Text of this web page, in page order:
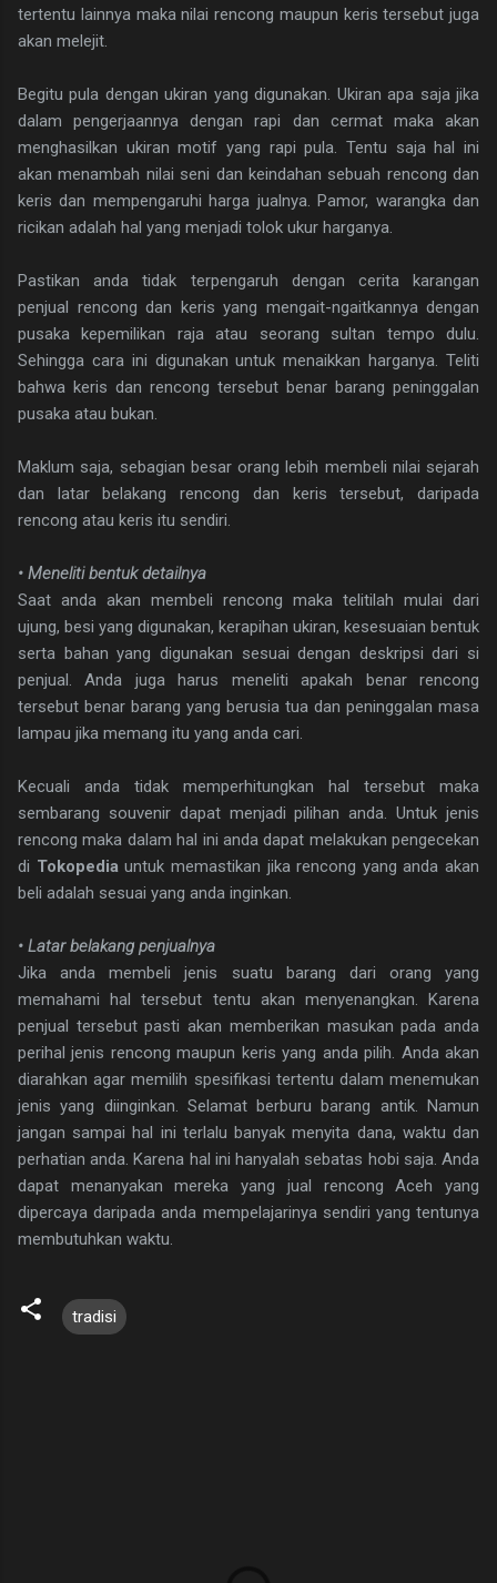
tertentu lainnya maka nilai rencong maupun keris tersebut juga
akan melejit.
Begitu pula dengan ukiran yang digunakan. Ukiran apa saja jika
dalam pengerjaannya dengan rapi dan cermat maka akan
menghasilkan ukiran motif yang rapi pula. Tentu saja hal ini
akan menambah nilai seni dan keindahan sebuah rencong dan
keris dan mempengaruhi harga jualnya. Pamor, warangka dan
ricikan adalah hal yang menjadi tolok ukur harganya.
Pastikan anda tidak terpengaruh dengan cerita karangan
penjual rencong dan keris yang mengait-ngaitkannya dengan
pusaka kepemilikan raja atau seorang sultan tempo dulu.
Sehingga cara ini digunakan untuk menaikkan harganya. Teliti
bahwa keris dan rencong tersebut benar barang peninggalan
pusaka atau bukan.
Maklum saja, sebagian besar orang lebih membeli nilai sejarah
dan latar belakang rencong dan keris tersebut, daripada
rencong atau keris itu sendiri.
• Meneliti bentuk detailnya
Saat anda akan membeli rencong maka telitilah mulai dari
ujung, besi yang digunakan, kerapihan ukiran, kesesuaian bentuk
serta bahan yang digunakan sesuai dengan deskripsi dari si
penjual. Anda juga harus meneliti apakah benar rencong
tersebut benar barang yang berusia tua dan peninggalan masa
lampau jika memang itu yang anda cari.
Kecuali anda tidak memperhitungkan hal tersebut maka
sembarang souvenir dapat menjadi pilihan anda. Untuk jenis
rencong maka dalam hal ini anda dapat melakukan pengecekan
di Tokopediauntuk memastikan jika rencong yang anda akan
beli adalah sesuai yang anda inginkan.
• Latar belakang penjualnya
Jika anda membeli jenis suatu barang dari orang yang
memahami hal tersebut tentu akan menyenangkan. Karena
penjual tersebut pasti akan memberikan masukan pada anda
perihal jenis rencong maupun keris yang anda pilih. Anda akan
diarahkan agar memilih spesifikasi tertentu dalam menemukan
jenis yang diinginkan. Selamat berburu barang antik. Namun
jangan sampai hal ini terlalu banyak menyita dana, waktu dan
perhatian anda. Karena hal ini hanyalah sebatas hobi saja. Anda
dapat menanyakan mereka yang jual rencong Aceh yang
dipercaya daripada anda mempelajarinya sendiri yang tentunya
membutuhkan waktu.
tradisi